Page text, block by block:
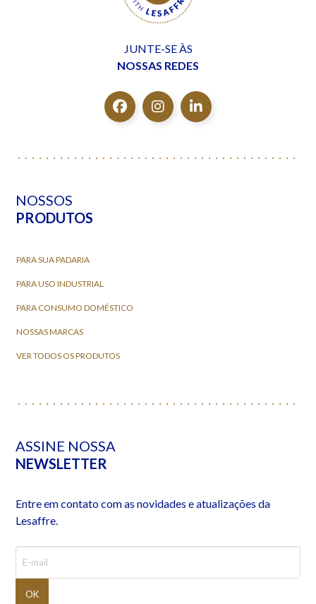
JUNTE-SE ÀS
NOSSAS REDES
NOSSOS
PRODUTOS
PARA SUA PADARIA
PARA USO INDUSTRIAL
PARA CONSUMO DOMÉSTICO
NOSSAS MARCAS
VER TODOS OS PRODUTOS
ASSINE NOSSA
NEWSLETTER
Entre em contato com as novidades e atualizações da
Lesaffre.